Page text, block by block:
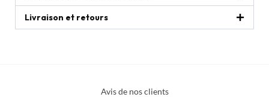
Livraison et retours
Avis de nos clients